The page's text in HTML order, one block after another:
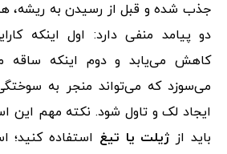
جذب شده و قبل از رسیدن به ریشه،
دو پیامد منفی دارد: اول اینکه
کاهش می‌یابد و دوم اینکه
می‌سوزد که می‌تواند منجر به
ایجاد لک و تاول شود. نکته مهم این
باید از ژیلت یا تیغ استفاده کنید؛